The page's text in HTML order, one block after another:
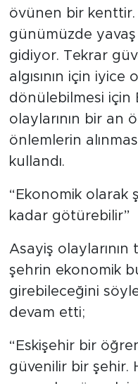
övünen bir
günümüzde
gidiyor. Tekrar
algısının için
dönülebilmesi için
olaylarının bir an
önlemlerin
kullandı.
“Ekonomik olarak
kadar götürebilir”
Asayiş olaylarının
şehrin ekonomik
girebileceğini
devam etti;
“Eskişehir bir
güvenilir bir şehir.